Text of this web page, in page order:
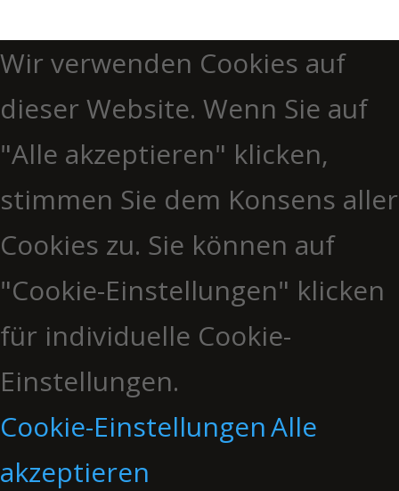
Wir verwenden Cookies auf
dieser Website. Wenn Sie auf
"Alle akzeptieren" klicken,
stimmen Sie dem Konsens aller
Cookies zu. Sie können auf
"Cookie-Einstellungen" klicken
für individuelle Cookie-
Einstellungen.
Cookie-EinstellungenAlle
akzeptieren